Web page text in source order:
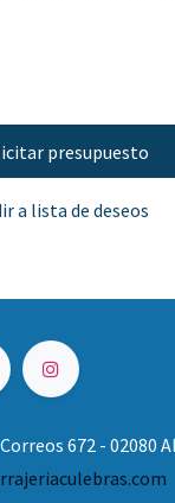
presupuesto
a lista de deseos
672 - 02080